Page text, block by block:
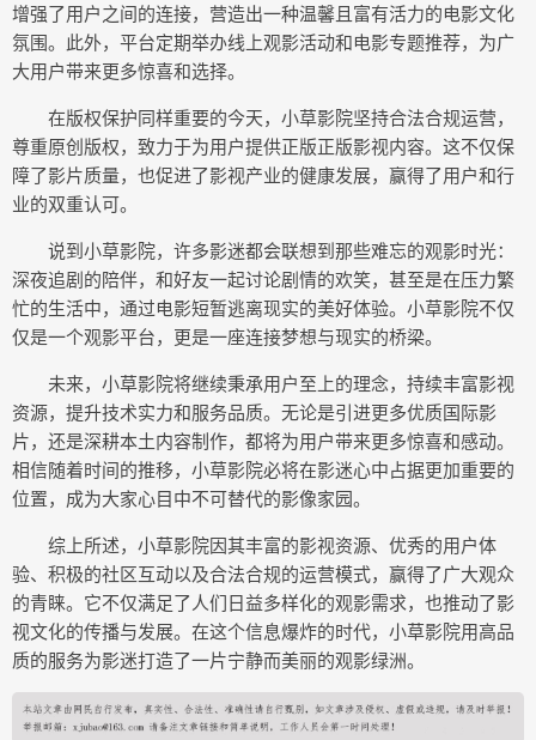
增强了用户之间的连接，营造出一种温馨且富有活力的电影文化
氛围。此外，平台定期举办线上观影活动和电影专题推荐，为广
大用户带来更多惊喜和选择。
在版权保护同样重要的今天，小草影院坚持合法合规运营，
尊重原创版权，致力于为用户提供正版正版影视内容。这不仅保
障了影片质量，也促进了影视产业的健康发展，赢得了用户和行
业的双重认可。
说到小草影院，许多影迷都会联想到那些难忘的观影时光：
深夜追剧的陪伴，和好友一起讨论剧情的欢笑，甚至是在压力繁
忙的生活中，通过电影短暂逃离现实的美好体验。小草影院不仅
仅是一个观影平台，更是一座连接梦想与现实的桥梁。
未来，小草影院将继续秉承用户至上的理念，持续丰富影视
资源，提升技术实力和服务品质。无论是引进更多优质国际影
片，还是深耕本土内容制作，都将为用户带来更多惊喜和感动。
相信随着时间的推移，小草影院必将在影迷心中占据更加重要的
位置，成为大家心目中不可替代的影像家园。
综上所述，小草影院因其丰富的影视资源、优秀的用户体
验、积极的社区互动以及合法合规的运营模式，赢得了广大观众
的青睐。它不仅满足了人们日益多样化的观影需求，也推动了影
视文化的传播与发展。在这个信息爆炸的时代，小草影院用高品
质的服务为影迷打造了一片宁静而美丽的观影绿洲。